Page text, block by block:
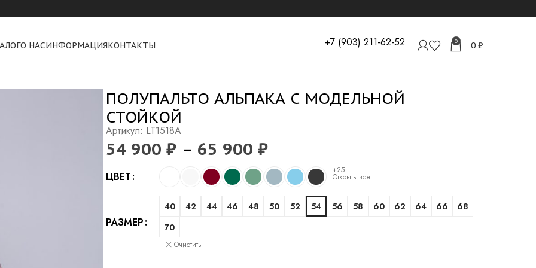
О НАСИНФОРМАЦИЯКОНТАКТЫ +7 (903) 211-62-52 0 0 ₽
ПОЛУПАЛЬТО АЛЬПАКА С МОДЕЛЬНОЙ
СТОЙКОЙ
Артикул: LT1518A
54 900 ₽ – 65 900 ₽
ЦВЕТ +25
Открыть все
РАЗМЕР
40 42 44 46 48 50 52 54 56 58 60 62 64 66
68
70
Очистить